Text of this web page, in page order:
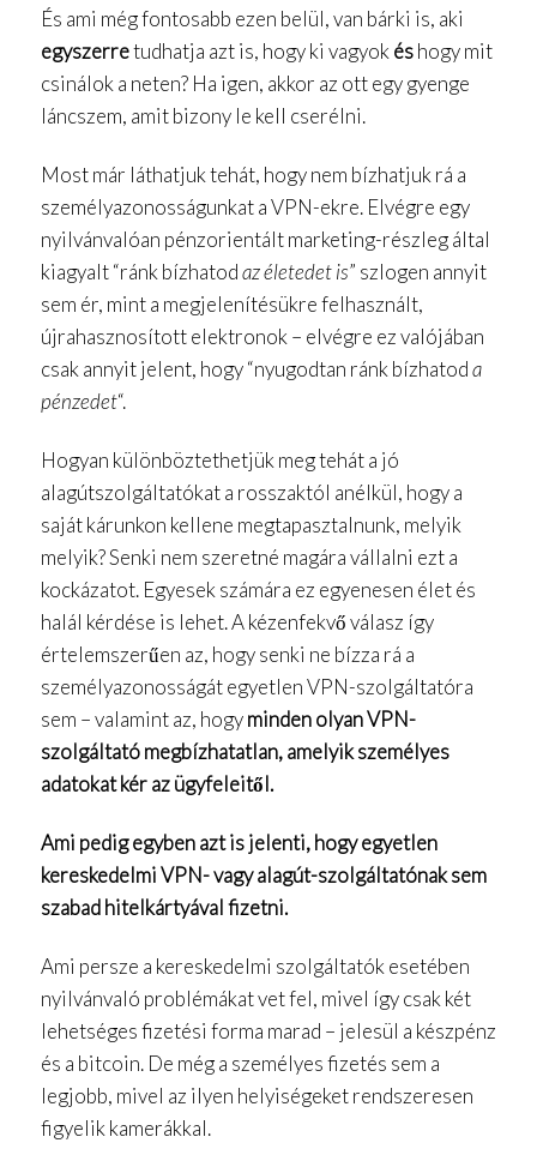
És ami még fontosabb ezen belül, van bárki is, aki
egyszerretudhatja azt is, hogy ki vagyok éshogy mit
csinálok a neten? Ha igen, akkor az ott egy gyenge
láncszem, amit bizony le kell cserélni.
Most már láthatjuk tehát, hogy nem bízhatjuk rá a
személyazonosságunkat a VPN-ekre. Elvégre egy
nyilvánvalóan pénzorientált marketing-részleg által
kiagyalt “ránk bízhatodaz életedet is” szlogen annyit
sem ér, mint a megjelenítésükre felhasznált,
újrahasznosított elektronok – elvégre ez valójában
csak annyit jelent, hogy “nyugodtan ránk bízhatoda
pénzedet“.
Hogyan különböztethetjük meg tehát a jó
alagútszolgáltatókat a rosszaktól anélkül, hogy a
saját kárunkon kellene megtapasztalnunk, melyik
melyik? Senki nem szeretné magára vállalni ezt a
kockázatot. Egyesek számára ez egyenesen élet és
halál kérdése is lehet. A kézenfekvő válasz így
értelemszerűen az, hogy senki ne bízza rá a
személyazonosságát egyetlen VPN-szolgáltatóra
sem – valamint az, hogyminden olyan VPN-
szolgáltató megbízhatatlan, amelyik személyes
adatokat kér az ügyfeleitől.
Ami pedig egyben azt is jelenti, hogy egyetlen
kereskedelmi VPN- vagy alagút-szolgáltatónak sem
szabad hitelkártyával fizetni.
Ami persze a kereskedelmi szolgáltatók esetében
nyilvánvaló problémákat vet fel, mivel így csak két
lehetséges fizetési forma marad – jelesül a készpénz
és a bitcoin. De még a személyes fizetés sem a
legjobb, mivel az ilyen helyiségeket rendszeresen
figyelik kamerákkal.